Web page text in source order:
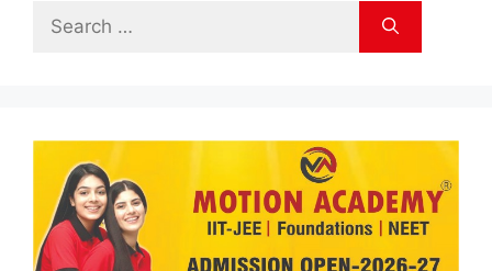
Search